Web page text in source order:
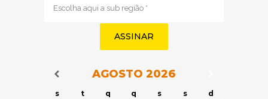
região
(obrigatório)
Navegação do Calendário
AGOSTO 2026
s t q q s s
d